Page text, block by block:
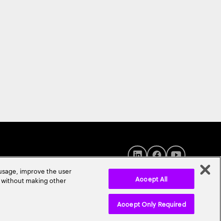
improve the user
without making other
Accept Only Required
Accept All